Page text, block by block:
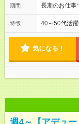
期間 長期のお仕事
特徴 40～50代活
気になる！
週4～【アデュ